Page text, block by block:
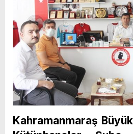
Kahramanmaraş